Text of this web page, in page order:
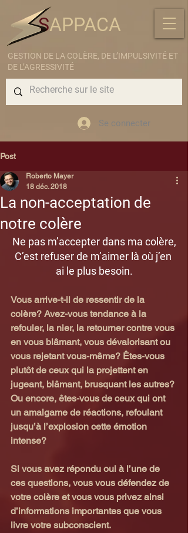
Se connecter
GESTION DE LA COLÈRE, DE L’IMPULSIVITÉ ET
DE L’AGRESSIVITÉ
SAPPACA
Post
La non-acceptation de
notre colère
Roberto Mayer
18 déc. 2018
Ne pas m’accepter dans ma colère,
C’est refuser de m’aimer là où j’en
ai le plus besoin.
Vous arrive-t-il de ressentir de la
colère? Avez-vous tendance à la
refouler, la nier, la retourner contre vous
en vous blâmant, vous dévalorisant ou
vous rejetant vous-même? Êtes-vous
plutôt de ceux qui la projettent en
jugeant, blâmant, brusquant les autres?
Ou encore, êtes-vous de ceux qui ont
un amalgame de réactions, refoulant
jusqu’à l’explosion cette émotion
intense?
Si vous avez répondu oui à l’une de
ces questions, vous vous défendez de
votre colère et vous vous privez ainsi
d’informations importantes que vous
livre votre subconscient.